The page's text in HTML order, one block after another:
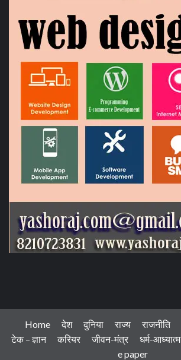
Home देश दुनिया राज्य राजनीति
टेक – ज्ञान
करियर जीवन-मंत्र धर्म-आध्यात्म
e paper